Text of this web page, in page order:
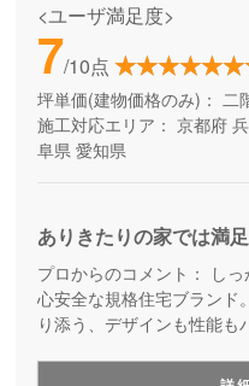
<ユーザ満足度>
7/10点
坪単価(建物価格のみ)： 二
施工対応エリア： 京都府
阜県 愛知県
ありきたりの家では満
プロからのコメント：
し
心安全な規格住宅ブランド
り添う、デザインも性能